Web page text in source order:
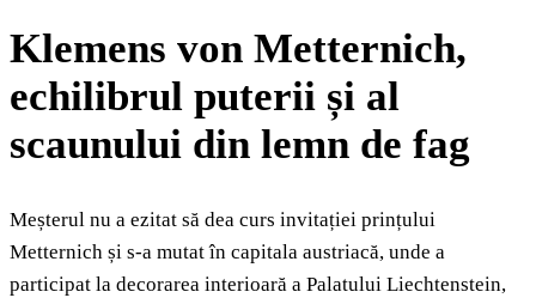
Klemens von Metternich,
echilibrul puterii și al
scaunului din lemn de fag
Meșterul nu a ezitat să dea curs invitației prințului
Metternich și s-a mutat în capitala austriacă, unde a
participat la decorarea interioară a Palatului Liechtenstein,